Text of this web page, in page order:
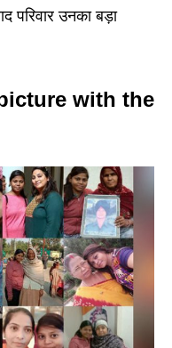
परिवार उनका बड़ा
picture with the